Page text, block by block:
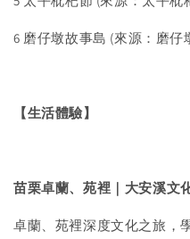
6 磨仔墩故事島 (來源：磨仔
【生活體驗】
苗栗卓蘭、苑裡 ｜ 大安溪文
卓蘭、苑裡深度文化之旅，